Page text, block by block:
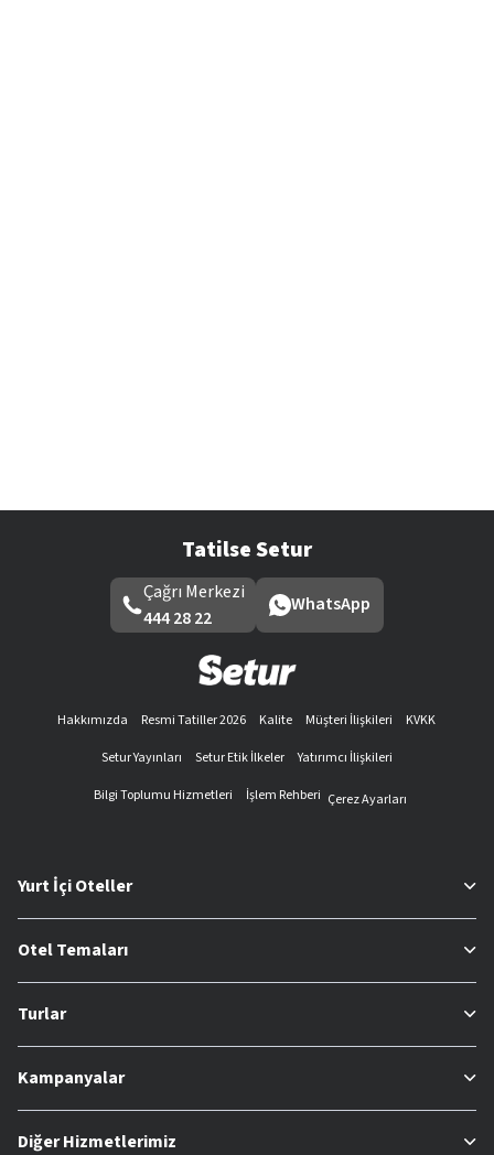
Tatilse Setur
Çağrı Merkezi
444 28 22
WhatsApp
Hakkımızda Resmi Tatiller 2026 Kalite Müşteri İlişkileri
KVKK
Setur Yayınları
Setur Etik İlkeler
Yatırımcı İlişkileri
Bilgi Toplumu Hizmetleri
İşlem Rehberi Çerez Ayarları
Yurt İçi Oteller
Otel Temaları
Turlar
Kampanyalar
Diğer Hizmetlerimiz